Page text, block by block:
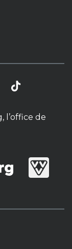
l’office de